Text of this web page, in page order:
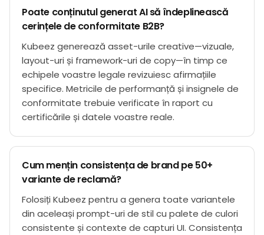
Poate conținutul generat AI să îndeplinească
cerințele de conformitate B2B?
Kubeez generează asset-urile creative—vizuale,
layout-uri și framework-uri de copy—în timp ce
echipele voastre legale revizuiesc afirmațiile
specifice. Metricile de performanță și insignele de
conformitate trebuie verificate în raport cu
certificările și datele voastre reale.
Cum mențin consistența de brand pe 50+
variante de reclamă?
Folosiți Kubeez pentru a genera toate variantele
din aceleași prompt-uri de stil cu palete de culori
consistente și contexte de capturi UI. Consistența